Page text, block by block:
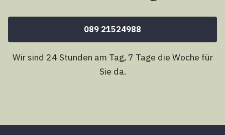
089 21524988
Wir sind 24 Stunden am Tag, 7 Tage die Woche für
Sie da.